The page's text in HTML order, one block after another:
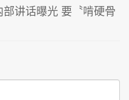
讲话曝光 要〝啃硬骨